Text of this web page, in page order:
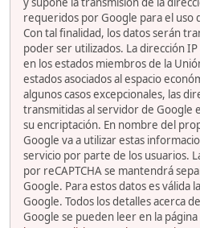
requeridos por Google para el uso
Con tal finalidad, los datos serán
poder ser utilizados. La dirección
en los estados miembros de la
estados asociados al espacio
algunos casos excepcionales, las
transmitidas al servidor de Google
su encriptación. En nombre del
Google va a utilizar estas
servicio por parte de los usuarios.
por reCAPTCHA se mantendrá
Google. Para estos datos es válida
Google. Todos los detalles acerca
Google se pueden leer en la página